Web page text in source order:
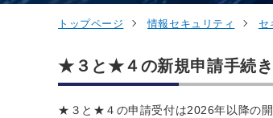
トップページ 情報セキュリティ セ
★３と★４の新規申請手続き
★３と★４の申請受付は2026年以降の開